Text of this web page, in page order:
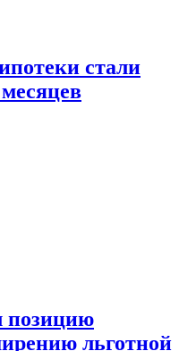
стали
позицию
льготной